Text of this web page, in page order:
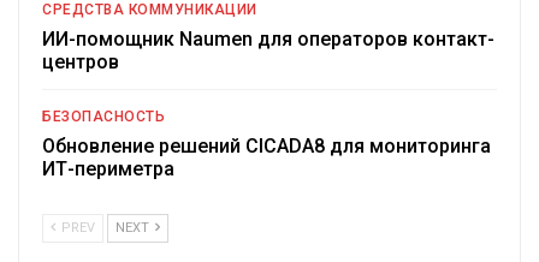
СРЕДСТВА КОММУНИКАЦИИ
ИИ-помощник Naumen для операторов контакт-
центров
БЕЗОПАСНОСТЬ
Обновление решений CICADA8 для мониторинга
ИТ-периметра
PREV NEXT